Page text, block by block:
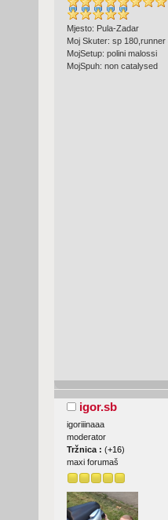
Mjesto: Pula-Zadar
Moj Skuter: sp 180,runner
MojSetup: polini malossi
MojSpuh: non catalysed
igor.sb
igoriiinaaa
moderator
Tržnica : (+16)
maxi forumaš